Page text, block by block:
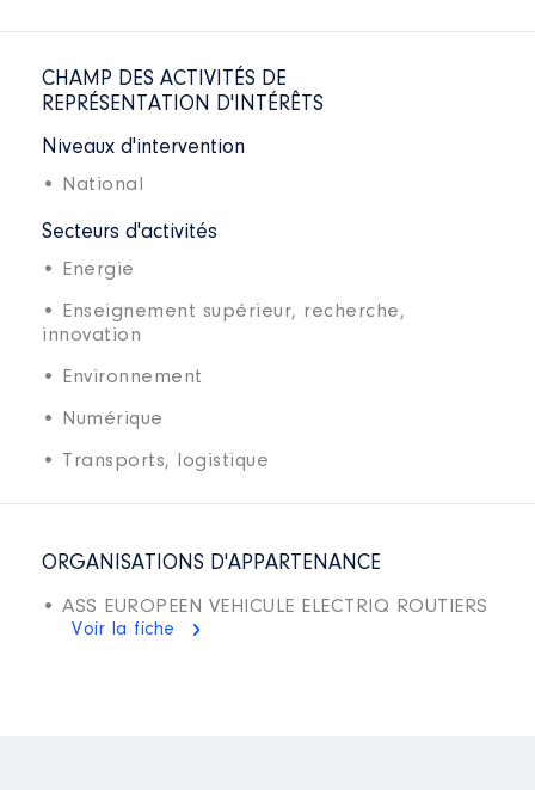
CHAMP DES ACTIVITÉS DE
REPRÉSENTATION D'INTÉRÊTS
Niveaux d'intervention
• National
Secteurs d'activités
• Energie
• Enseignement supérieur, recherche,
innovation
• Environnement
• Numérique
• Transports, logistique
ORGANISATIONS D'APPARTENANCE
• ASS EUROPEEN VEHICULE ELECTRIQ ROUTIERS
Voir la fiche